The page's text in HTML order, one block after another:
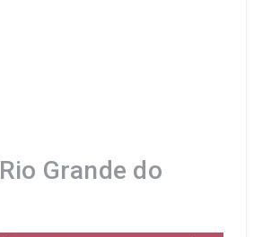
Rio Grande do